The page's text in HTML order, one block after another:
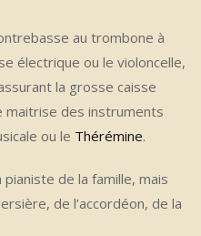
au trombone à
électrique ou le violoncelle,
la grosse caisse
maitrise des instruments
ou le Thérémine.
de la famille, mais
de l’accordéon, de la